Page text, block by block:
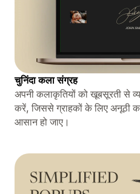
चुनिंदा कला संग्रह
अपनी कलाकृतियों को खूबसूरती से
करें, जिससे ग्राहकों के लिए अनूठी
आसान हो जाए।